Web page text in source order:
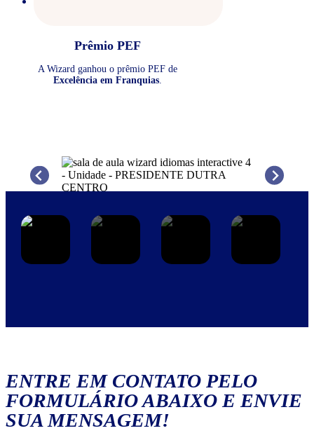
Prêmio PEF
A Wizard ganhou o prêmio PEF de
Excelência em Franquias.
ENTRE EM CONTATO PELO
FORMULÁRIO ABAIXO E ENVIE
SUA MENSAGEM!